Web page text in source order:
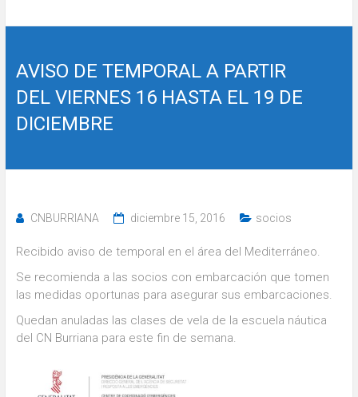
AVISO DE TEMPORAL A PARTIR
DEL VIERNES 16 HASTA EL 19 DE
DICIEMBRE
CNBURRIANA diciembre 15, 2016 socios
Recibido aviso de temporal en el área del Mediterráneo.
Se recomienda a las socios con embarcación que tomen
las medidas oportunas para asegurar sus embarcaciones.
Quedan anuladas las clases de vela de la escuela náutica
del CN Burriana para este fin de semana.